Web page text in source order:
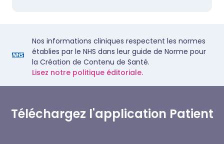
Nos informations cliniques respectent les normes
établies par le NHS dans leur guide de Norme pour
la Création de Contenu de Santé.
Lisez notre politique éditoriale.
Téléchargez l'application Patient